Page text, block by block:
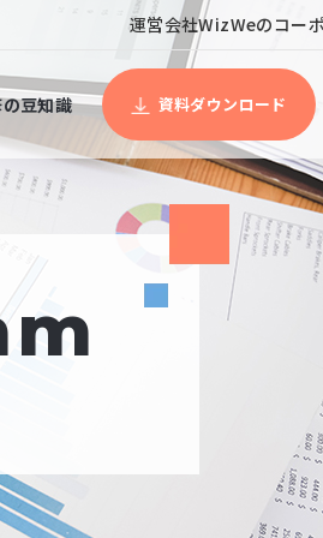
運営会社WizWeのコー
豆知識 資料ダウンロード